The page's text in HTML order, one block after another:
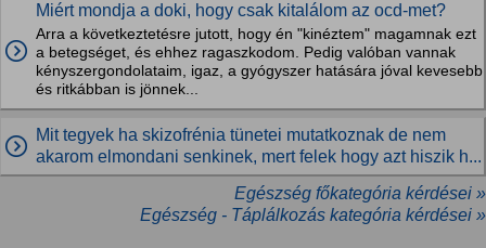
Miért mondja a doki, hogy csak kitalálom az ocd-met?
Arra a következtetésre jutott, hogy én "kinéztem" magamnak ezt
a betegséget, és ehhez ragaszkodom. Pedig valóban vannak
kényszergondolataim, igaz, a gyógyszer hatására jóval kevesebb
és ritkábban is jönnek...
Mit tegyek ha skizofrénia tünetei mutatkoznak de nem
akarom elmondani senkinek, mert felek hogy azt hiszik h...
Egészség főkategória kérdései »
Egészség - Táplálkozás kategória kérdései »